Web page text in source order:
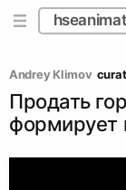
Andrey Klimov
Продать
формирует